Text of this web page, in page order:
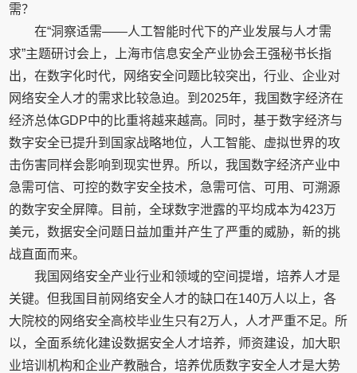
需？
在“洞察适需——人工智能时代下的产业发展与人才需
求”主题研讨会上，上海市信息安全产业协会王强秘书长指
出，在数字化时代，网络安全问题比较突出，行业、企业对
网络安全人才的需求比较急迫。到2025年，我国数字经济在
经济总体GDP中的比重将越来越高。同时，基于数字经济与
数字安全已提升到国家战略地位，人工智能、虚拟世界的攻
击伤害同样会影响到现实世界。所以，我国数字经济产业中
急需可信、可控的数字安全技术，急需可信、可用、可溯源
的数字安全屏障。目前，全球数字泄露的平均成本为423万
美元，数据安全问题日益加重并产生了严重的威胁，新的挑
战直面而来。
我国网络安全产业行业和领域的空间提增，培养人才是
关键。但我国目前网络安全人才的缺口在140万人以上，各
大院校的网络安全高校毕业生只有2万人，人才严重不足。所
以，全面系统化建设数据安全人才培养，师资建设，加大职
业培训机构和企业产教融合，培养优质数字安全人才是大势